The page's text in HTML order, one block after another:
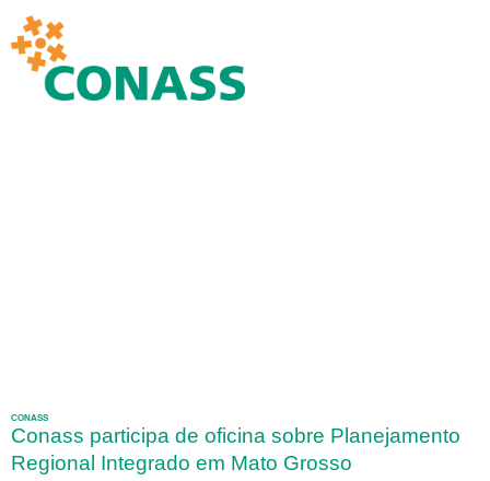
CONASS
Conass participa de oficina sobre Planejamento
Regional Integrado em Mato Grosso